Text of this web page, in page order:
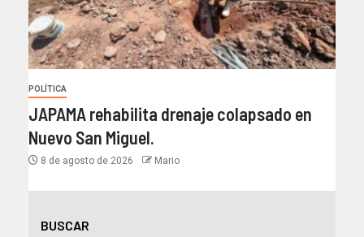
POLÍTICA
JAPAMA rehabilita drenaje colapsado en
Nuevo San Miguel.
8 de agosto de 2026 Mario
BUSCAR